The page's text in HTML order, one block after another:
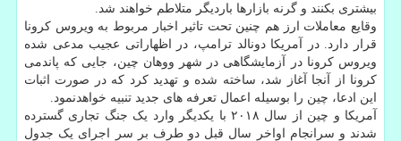
بیشتری بکنند و گرنه بازارها باردیگر متلاطم خواهند شد.
وقایع معاملات ارز هم چنین تحت تاثیر اخبار مربوط به ویروس کرونا
قرار دارد. در آمریکا دونالد ترامپ، در اظهاراتی عجیب مدعی شده
ویروس کرونا در آزمایشگاهی در شهر ووهان چین، جایی که پاندمی
کرونا از آنجا آغاز شد، ساخته شده و تهدید کرد که در صورت اثبات
این ادعا، چین را بوسیله اعمال تعرفه های جدید تنبیه خواهدنمود.
آمریکا و چین از سال ۲۰۱۸ با یکدیگر وارد یک جنگ تجاری گسترده
شدند و سرانجام اواخر سال قبل دو طرف بر سر اجرای یک جدول